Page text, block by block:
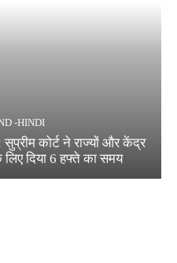
-HINDI
सुप्रीम कोर्ट ने राज्यों और केंद्र
दिया 6 हफ्ते का समय